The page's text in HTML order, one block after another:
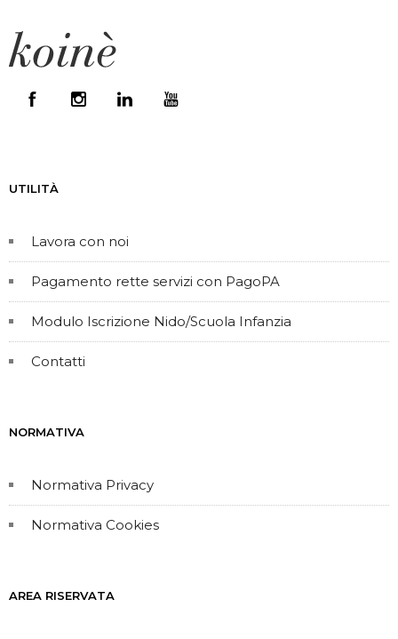
UTILITÀ
Lavora con noi
Pagamento rette servizi con PagoPA
Modulo Iscrizione Nido/Scuola Infanzia
Contatti
NORMATIVA
Normativa Privacy
Normativa Cookies
AREA RISERVATA